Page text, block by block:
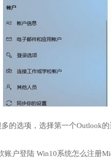
的选项，选择第一个Outlook的